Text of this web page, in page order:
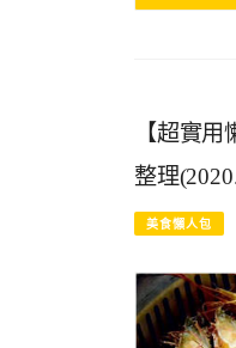
【超實
整理
美食懶人包